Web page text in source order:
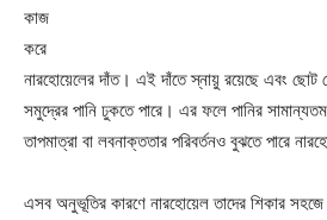
কাজ
করে
নারহোয়েলের দাঁত। এই দাঁতে স্নায়ু রয়েছে এবং ছোট
সমুদ্রের পানি ঢুকতে পারে। এর ফলে পানির
তাপমাত্রা বা লবনাক্ততার পরিবর্তনও বুঝতে পারে
এসব অনুভূতির কারণে নারহোয়েল তাদের শিকার সহজে